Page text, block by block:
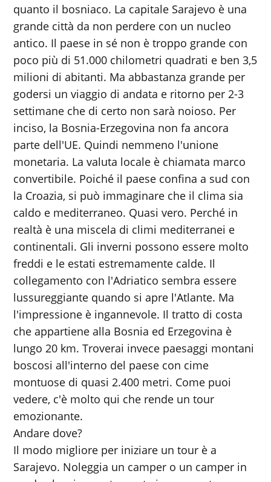
quanto il bosniaco. La capitale Sarajevo è una
grande città da non perdere con un nucleo
antico. Il paese in sé non è troppo grande con
poco più di 51.000 chilometri quadrati e ben 3,5
milioni di abitanti. Ma abbastanza grande per
godersi un viaggio di andata e ritorno per 2-3
settimane che di certo non sarà noioso. Per
inciso, la Bosnia-Erzegovina non fa ancora
parte dell'UE. Quindi nemmeno l'unione
monetaria. La valuta locale è chiamata marco
convertibile. Poiché il paese confina a sud con
la Croazia, si può immaginare che il clima sia
caldo e mediterraneo. Quasi vero. Perché in
realtà è una miscela di climi mediterranei e
continentali. Gli inverni possono essere molto
freddi e le estati estremamente calde. Il
collegamento con l'Adriatico sembra essere
lussureggiante quando si apre l'Atlante. Ma
l'impressione è ingannevole. Il tratto di costa
che appartiene alla Bosnia ed Erzegovina è
lungo 20 km. Troverai invece paesaggi montani
boscosi all'interno del paese con cime
montuose di quasi 2.400 metri. Come puoi
vedere, c'è molto qui che rende un tour
emozionante.
Andare dove?
Il modo migliore per iniziare un tour è a
Sarajevo. Noleggia un camper o un camper in